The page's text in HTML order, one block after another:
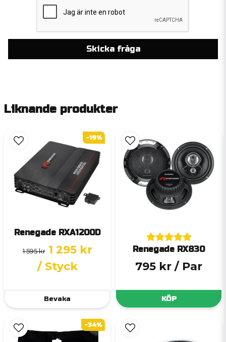
Skicka fråga
Liknande produkter
Renegade RXA1200D
1 595 kr 1 295 kr
/ Styck
Bevaka
-19%
Renegade RX830
795 kr / Par
KÖP
-34%